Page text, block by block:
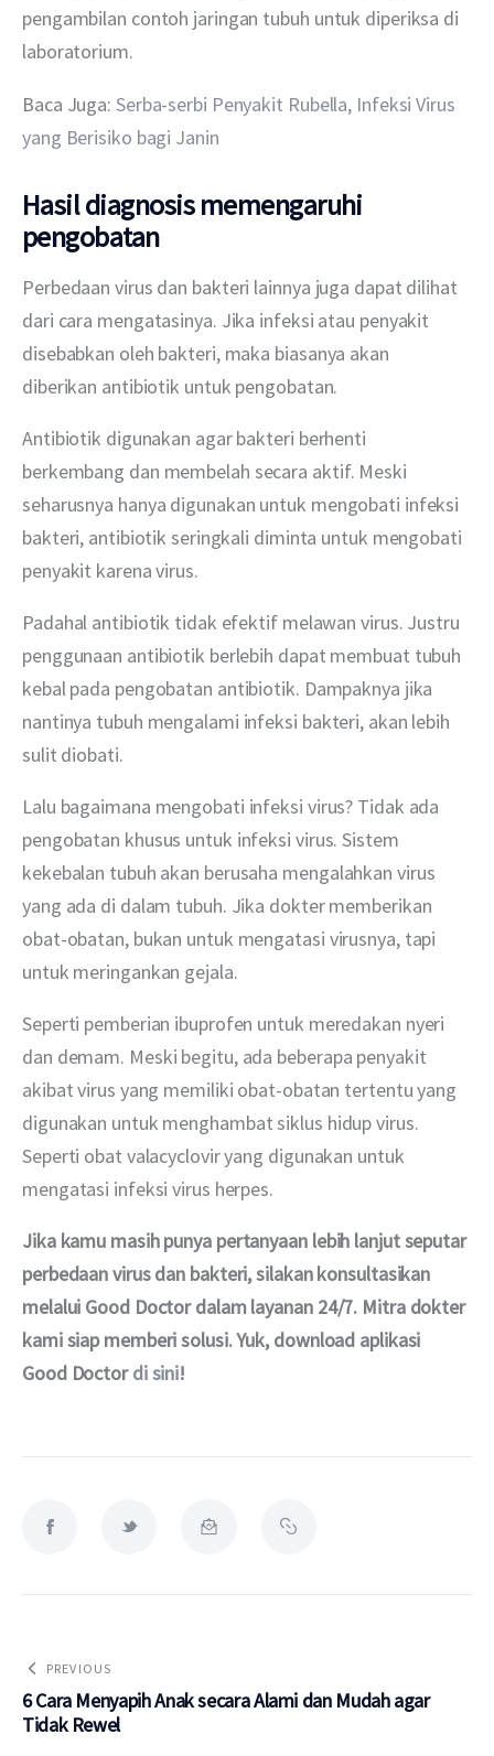
pengambilan contoh jaringan tubuh untuk diperiksa di
laboratorium.
Baca Juga: Serba-serbi Penyakit Rubella, Infeksi Virus
yang Berisiko bagi Janin
Hasil diagnosis memengaruhi
pengobatan
Perbedaan virus dan bakteri lainnya juga dapat dilihat
dari cara mengatasinya. Jika infeksi atau penyakit
disebabkan oleh bakteri, maka biasanya akan
diberikan antibiotik untuk pengobatan.
Antibiotik digunakan agar bakteri berhenti
berkembang dan membelah secara aktif. Meski
seharusnya hanya digunakan untuk mengobati infeksi
bakteri, antibiotik seringkali diminta untuk mengobati
penyakit karena virus.
Padahal antibiotik tidak efektif melawan virus. Justru
penggunaan antibiotik berlebih dapat membuat tubuh
kebal pada pengobatan antibiotik. Dampaknya jika
nantinya tubuh mengalami infeksi bakteri, akan lebih
sulit diobati.
Lalu bagaimana mengobati infeksi virus? Tidak ada
pengobatan khusus untuk infeksi virus. Sistem
kekebalan tubuh akan berusaha mengalahkan virus
yang ada di dalam tubuh. Jika dokter memberikan
obat-obatan, bukan untuk mengatasi virusnya, tapi
untuk meringankan gejala.
Seperti pemberian ibuprofen untuk meredakan nyeri
dan demam. Meski begitu, ada beberapa penyakit
akibat virus yang memiliki obat-obatan tertentu yang
digunakan untuk menghambat siklus hidup virus.
Seperti obat valacyclovir yang digunakan untuk
mengatasi infeksi virus herpes.
Jika kamu masih punya pertanyaan lebih lanjut seputar
perbedaan virus dan bakteri, silakan konsultasikan
melalui Good Doctor dalam layanan 24/7. Mitra dokter
kami siap memberi solusi. Yuk, download aplikasi
Good Doctor di sini!
PREVIOUS
6 Cara Menyapih Anak secara Alami dan Mudah agar
Tidak Rewel